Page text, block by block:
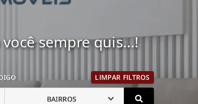
sempre quis...!
LIMPAR FILTROS
BAIRROS